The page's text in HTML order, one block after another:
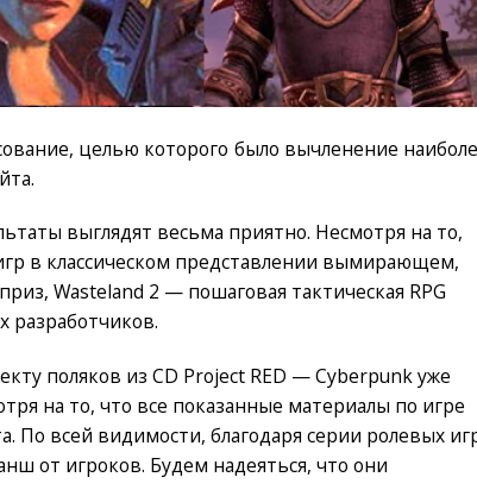
целью которого было вычленение
выглядят весьма приятно. Несмотря на то,
в классическом представлении вымирающем,
Wasteland 2 — пошаговая тактическая RPG
разработчиков.
поляков из CD Project RED — Cyberpunk уже
на то, что все показанные материалы по игре
По всей видимости, благодаря серии ролевых
от игроков. Будем надеяться, что они